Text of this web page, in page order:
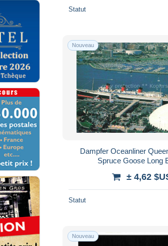
Statut
Nouveau
Dampfer Oceanliner
Spruce Goose Long
± 4,62
Statut
Nouveau